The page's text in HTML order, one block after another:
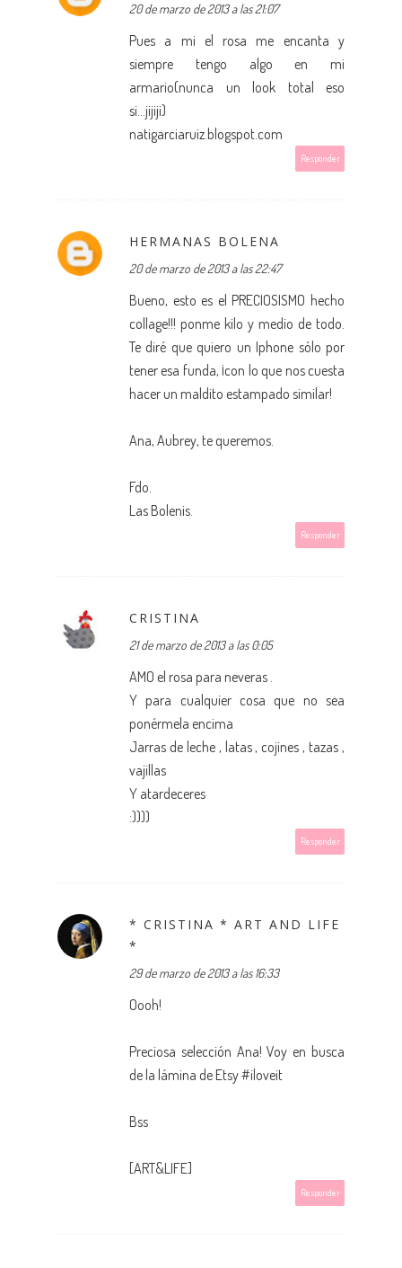
20 de marzo de 2013 a las 21:07
Pues a mi el rosa me encanta y
siempre tengo algo en mi
armario(nunca un look total eso
si...jijiji)
natigarciaruiz.blogspot.com
Responder
HERMANAS BOLENA
20 de marzo de 2013 a las 22:47
Bueno, esto es el PRECIOSISMO hecho
collage!!! ponme kilo y medio de todo.
Te diré que quiero un Iphone sólo por
tener esa funda, ¡con lo que nos cuesta
hacer un maldito estampado similar!
Ana, Aubrey, te queremos.
Fdo.
Las Bolenis.
Responder
CRISTINA
21 de marzo de 2013 a las 0:05
AMO el rosa para neveras .
Y para cualquier cosa que no sea
ponérmela encima
Jarras de leche , latas , cojines , tazas ,
vajillas
Y atardeceres
:))))
Responder
* CRISTINA * ART AND LIFE
*
29 de marzo de 2013 a las 16:33
Oooh!
Preciosa selección Ana! Voy en busca
de la lámina de Etsy #iloveit
Bss
[ART&LIFE]
Responder